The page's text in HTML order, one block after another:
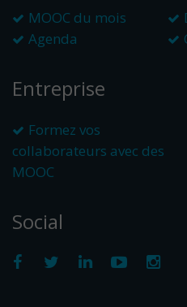
MOOC du mois
Agenda
Entreprise
Formez vos
collaborateurs avec des
MOOC
Social